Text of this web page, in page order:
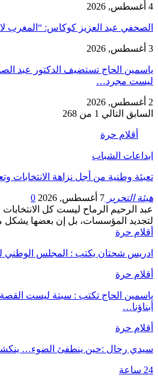
4 أغسطس, 2026
الصحفي عبد العزيز كوكاس: “المغرب
3 أغسطس, 2026
ياسمين الحاج تستضيف الدكتور عبد
ليست مجرد…
2 أغسطس, 2026
السابق التالي 1 من 268
أقلام حرة
ابداعات الشباب
تعبئة وطنية من أجل نزاهة الانتخابات
هيئة التحرير 7 أغسطس, 2026
0
عبد الرحيم الرماح ليست كل
لتجديد المؤسسات، بل إن بعضها
أقلام حرة
ادريس شحتان يكتب : المجلس الوطني
أقلام حرة
ياسمين الحاج تكتب : سبتة ليست
أبناؤنا…
أقلام حرة
سيدي رحال :حين ينطفئ الضوء…
24 ساعة